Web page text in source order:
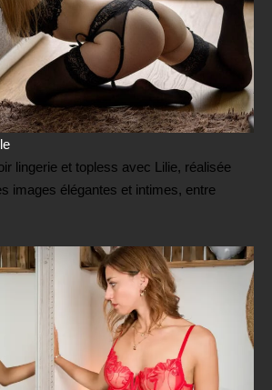
lingerie et topless avec Lilie, réalisée
images élégantes et intimes, entre